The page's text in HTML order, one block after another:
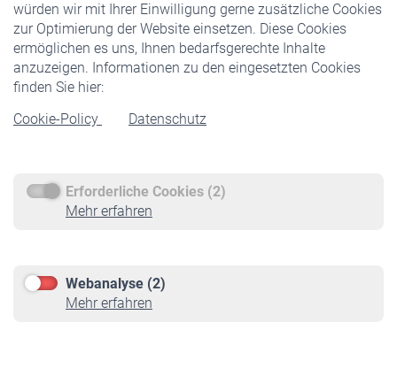
würden wir mit Ihrer Einwilligung gerne zusätzliche Cookies
zur Optimierung der Website einsetzen. Diese Cookies
ermöglichen es uns, Ihnen bedarfsgerechte Inhalte
anzuzeigen. Informationen zu den eingesetzten Cookies
finden Sie hier:
Cookie-Policy
Datenschutz
Erforderliche Cookies (2)
Mehr erfahren
Webanalyse (2)
Mehr erfahren
Veranstaltungen
Rentner
Rentenbeginn
Rente beantragen
Service
Informationen
Online-Rechner
VBLnewsletter